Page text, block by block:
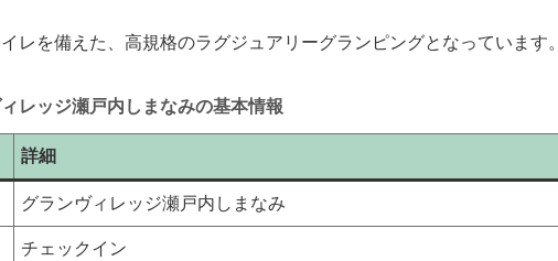
レを備えた、高規格のラグジュアリーグランピングとなっています。
レッジ瀬戸内しまなみの基本情報
詳細
グランヴィレッジ瀬戸内しまなみ
チェックイン